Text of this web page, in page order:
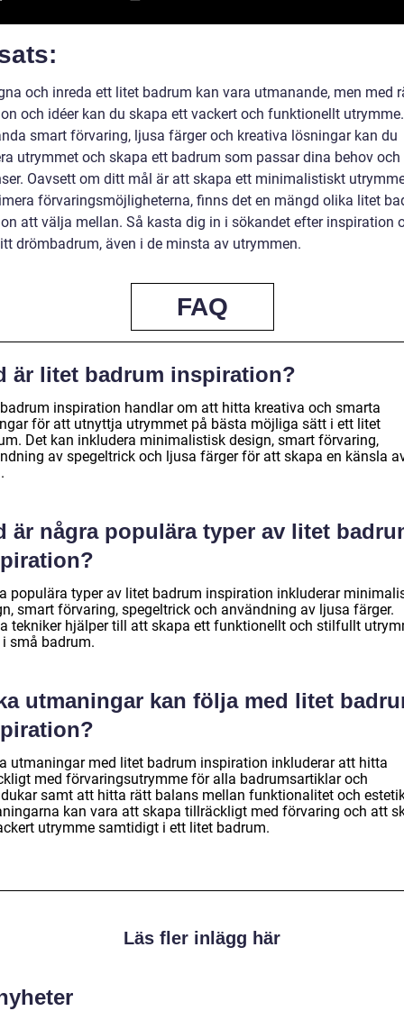
och inreda ett litet badrum kan vara utmanande, men med
och idéer kan du skapa ett vackert och funktionellt
smart förvaring, ljusa färger och kreativa lösningar kan du
utrymmet och skapa ett badrum som passar dina behov och
Oavsett om ditt mål är att skapa ett minimalistiskt
förvaringsmöjligheterna, finns det en mängd olika litet
att välja mellan. Så kasta dig in i sökandet efter inspiration
drömbadrum, även i de minsta av utrymmen.
FAQ
är litet badrum inspiration?
inspiration handlar om att hitta kreativa och smarta
för att utnyttja utrymmet på bästa möjliga sätt i ett litet
Det kan inkludera minimalistisk design, smart förvaring,
av spegeltrick och ljusa färger för att skapa en känsla
är några populära typer av litet
populära typer av litet badrum inspiration inkluderar
smart förvaring, spegeltrick och användning av ljusa färger.
tekniker hjälper till att skapa ett funktionellt och stilfullt
små badrum.
utmaningar kan följa med litet
utmaningar med litet badrum inspiration inkluderar att hitta
med förvaringsutrymme för alla badrumsartiklar och
samt att hitta rätt balans mellan funktionalitet och
kan vara att skapa tillräckligt med förvaring och att
utrymme samtidigt i ett litet badrum.
Läs fler inlägg här